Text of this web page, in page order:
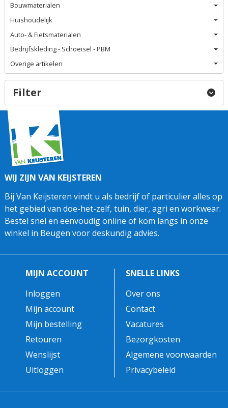
Bouwmaterialen
Huishoudelijk
Auto- & Fietsmaterialen
Bedrijfskleding - Schoeisel - PBM
Overige artikelen
Filter
WIJ ZIJN VAN KEIJSTEREN
Bij Van Keijsteren vindt u als bedrijf of particulier alles op
het gebied van doe-het-zelf, tuin, dier, agri en workwear.
Bestel snel en eenvoudig online of kom langs in onze
winkel in Beugen voor deskundig advies.
MIJN ACCOUNT
Inloggen
Mijn account
Mijn bestelling
Retouren
Wenslijst
Uitloggen
SNELLE LINKS
Over ons
Contact
Vacatures
Bezorgkosten
Algemene voorwaarden
Privacybeleid